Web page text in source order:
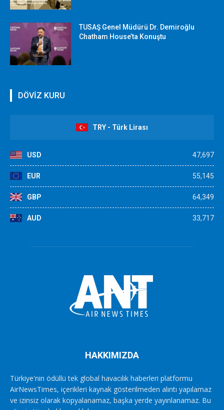
TUSAŞ Genel Müdürü Dr. Demiroğlu
Chatham House’ta Konuştu
DÖVİZ KURU
TRY - Türk Lirası
USD 47,697
EUR 55,145
GBP 64,349
AUD 33,717
HAKKIMIZDA
Türkiye'nin ödüllü tek global havacılık haberleri platformu
AirNewsTimes, içerikleri kaynak gösterilmeden alıntı yapılamaz
ve izinsiz olarak kopyalanamaz, başka yerde yayınlanamaz. Bu